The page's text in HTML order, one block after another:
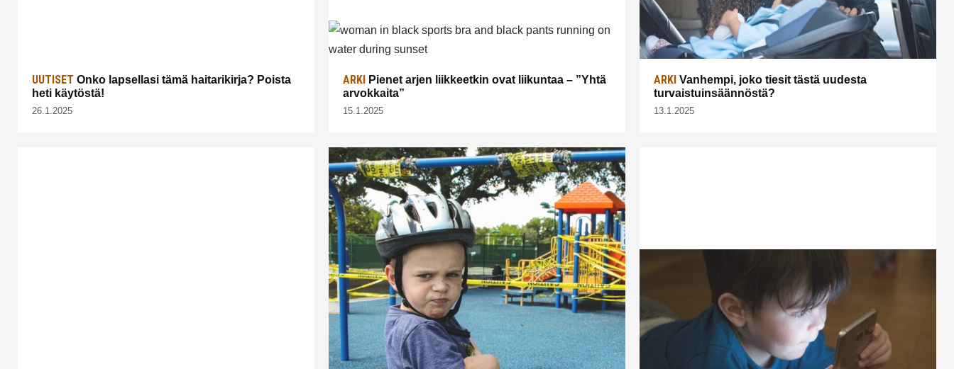
UUTISET Onko lapsellasi tämä haitarikirja? Poista
heti käytöstä!
26.1.2025
ARKI Pienet arjen liikkeetkin ovat liikuntaa – ”Yhtä
arvokkaita”
15.1.2025
ARKI Vanhempi, joko tiesit tästä uudesta
turvaistuinsäännöstä?
13.1.2025